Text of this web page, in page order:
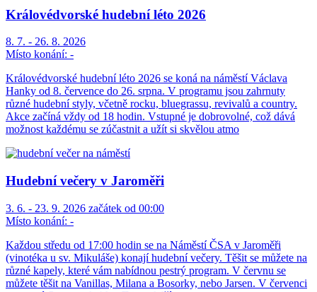
Královédvorské hudební léto 2026
8. 7. - 26. 8. 2026
Místo konání: -
Královédvorské hudební léto 2026 se koná na náměstí Václava
Hanky od 8. července do 26. srpna. V programu jsou zahrnuty
různé hudební styly, včetně rocku, bluegrassu, revivalů a country.
Akce začíná vždy od 18 hodin. Vstupné je dobrovolné, což dává
možnost každému se zúčastnit a užít si skvělou atmo
Hudební večery v Jaroměři
3. 6. - 23. 9. 2026 začátek od 00:00
Místo konání: -
Každou středu od 17:00 hodin se na Náměstí ČSA v Jaroměři
(vinotéka u sv. Mikuláše) konají hudební večery. Těšit se můžete na
různé kapely, které vám nabídnou pestrý program. V červnu se
můžete těšit na Vanillas, Milana a Bosorky, nebo Jarsen. V červenci